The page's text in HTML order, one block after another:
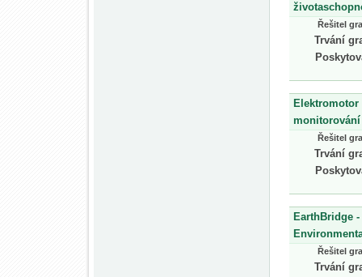
Řešitel
Trvání
Řešitel
Trvání
EarthBridge
Řešitel
Trvání